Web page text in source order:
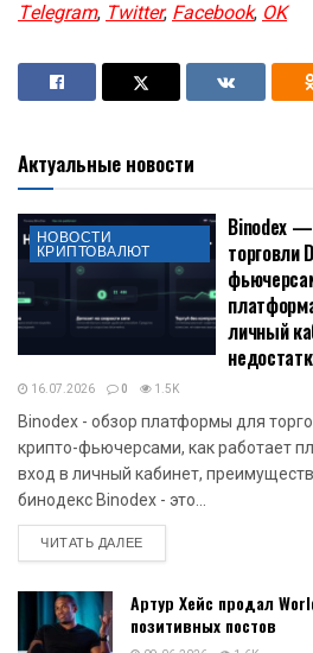
Telegram, Twitter, Facebook, OK
Актуальные новости
НОВОСТИ
КРИПТОВАЛЮТ
Binodex
торговли
личный
16.07.2026 0 1.5K
Binodex - обзор платформы для
крипто-фьючерсами, как работает
вход в личный кабинет,
бинодекс Binodex - это...
ЧИТАТЬ ДАЛЕЕDETAILS
Артур Хейс продал
позитивных постов